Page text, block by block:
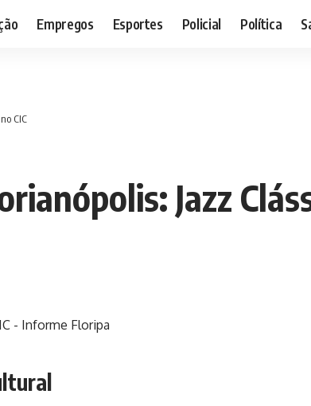
Empregos Esportes Policial Política
CIC
Jazz